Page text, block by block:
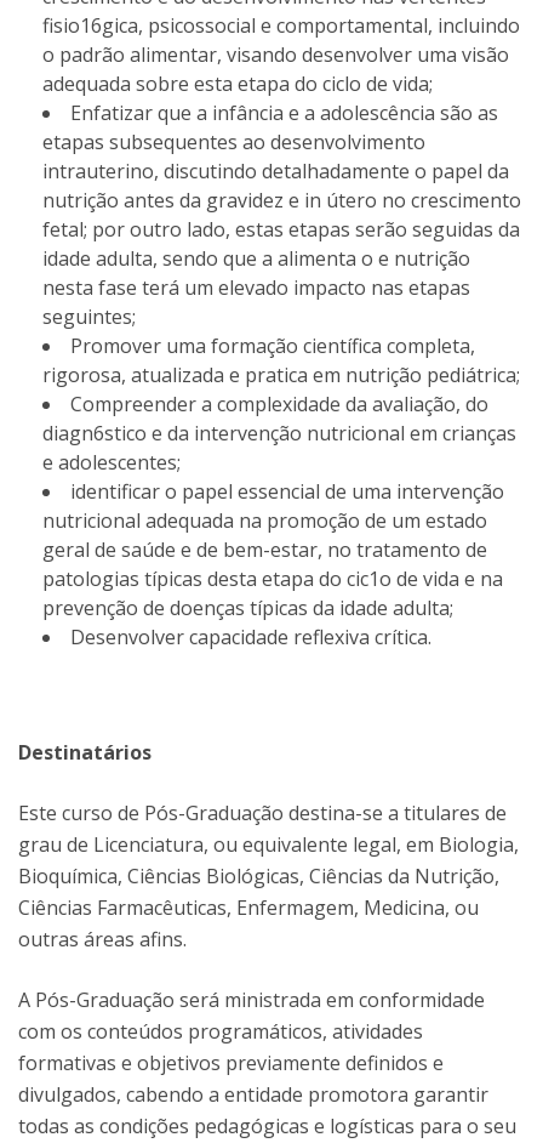
fisio16gica, psicossocial e comportamental, incluindo
o padrão alimentar, visando desenvolver uma visão
adequada sobre esta etapa do ciclo de vida;
Enfatizar que a infância e a adolescência são as
etapas subsequentes ao desenvolvimento
intrauterino, discutindo detalhadamente o papel da
nutrição antes da gravidez e in útero no crescimento
fetal; por outro lado, estas etapas serão seguidas da
idade adulta, sendo que a alimenta o e nutrição
nesta fase terá um elevado impacto nas etapas
seguintes;
Promover uma formação científica completa,
rigorosa, atualizada e pratica em nutrição pediátrica;
Compreender a complexidade da avaliação, do
diagn6stico e da intervenção nutricional em crianças
e adolescentes;
identificar o papel essencial de uma intervenção
nutricional adequada na promoção de um estado
geral de saúde e de bem-estar, no tratamento de
patologias típicas desta etapa do cic1o de vida e na
prevenção de doenças típicas da idade adulta;
Desenvolver capacidade reflexiva crítica.
Destinatários
Este curso de Pós-Graduação destina-se a titulares de
grau de Licenciatura, ou equivalente legal, em Biologia,
Bioquímica, Ciências Biológicas, Ciências da Nutrição,
Ciências Farmacêuticas, Enfermagem, Medicina, ou
outras áreas afins.
A Pós-Graduação será ministrada em conformidade
com os conteúdos programáticos, atividades
formativas e objetivos previamente definidos e
divulgados, cabendo a entidade promotora garantir
todas as condições pedagógicas e logísticas para o seu